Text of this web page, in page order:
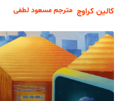
کالین کراوچ مترجم مسعود لطفی